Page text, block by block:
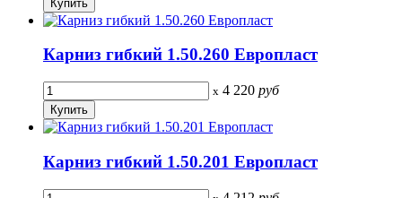
Карниз гибкий 1.50.260 Европласт
x 4 220 руб
Карниз гибкий 1.50.201 Европласт